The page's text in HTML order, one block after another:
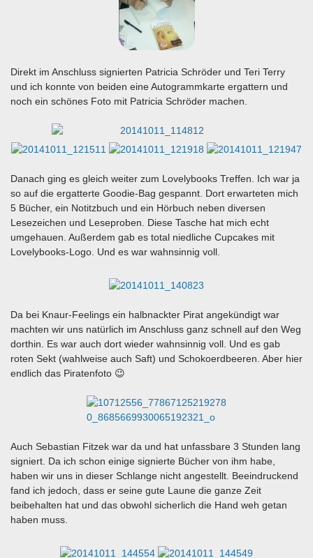
Direkt im Anschluss signierten Patricia Schröder und Teri Terry
und ich konnte von beiden eine Autogrammkarte ergattern und
noch ein schönes Foto mit Patricia Schröder machen.
Danach ging es gleich weiter zum Lovelybooks Treffen. Ich war ja
so auf die ergatterte Goodie-Bag gespannt. Dort erwarteten mich
5 Bücher, ein Notitzbuch und ein Hörbuch neben diversen
Lesezeichen und Leseproben. Diese Tasche hat mich echt
umgehauen. Außerdem gab es total niedliche Cupcakes mit
Lovelybooks-Logo. Und es war wahnsinnig voll.
Da bei Knaur-Feelings ein halbnackter Pirat angekündigt war
machten wir uns natürlich im Anschluss ganz schnell auf den Weg
dorthin. Es war auch dort wieder wahnsinnig voll. Und es gab
roten Sekt (wahlweise auch Saft) und Schokoerdbeeren. Aber hier
endlich das Piratenfoto 😉
Auch Sebastian Fitzek war da und hat unfassbare 3 Stunden lang
signiert. Da ich schon einige signierte Bücher von ihm habe,
haben wir uns in dieser Schlange nicht angestellt. Beeindruckend
fand ich jedoch, dass er seine gute Laune die ganze Zeit
beibehalten hat und das obwohl sicherlich die Hand weh getan
haben muss.